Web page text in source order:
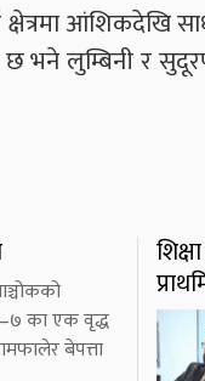
क्षेत्रमा आंशिकदेखि
भने लुम्बिनी र
का एक वृद्ध
बेपत्ता